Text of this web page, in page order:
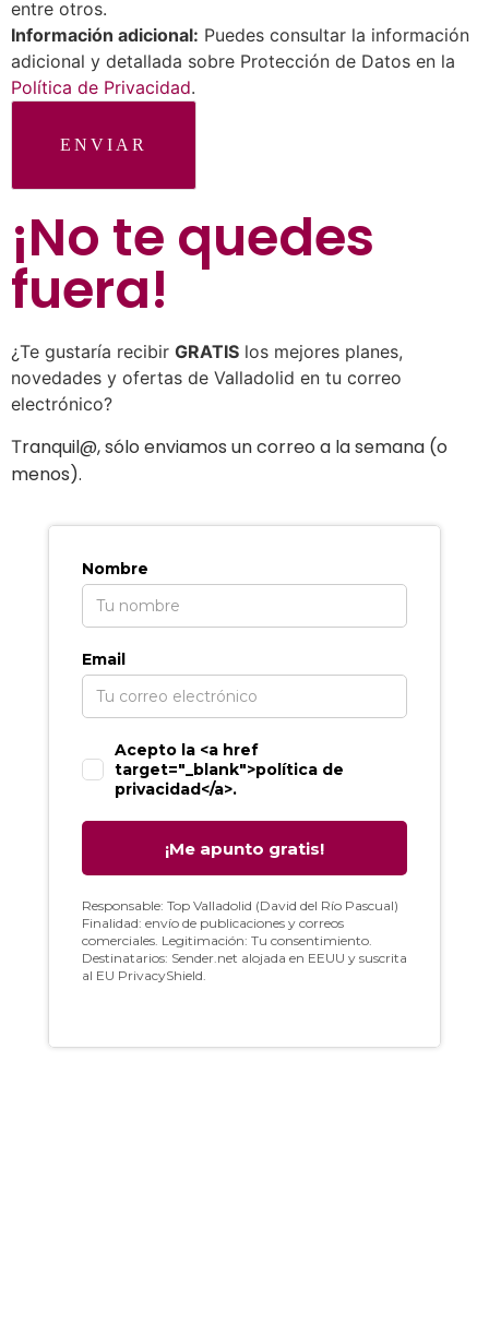
entre otros.
Información adicional: Puedes consultar la información
adicional y detallada sobre Protección de Datos en la
Política de Privacidad.
ENVIAR
¡No te quedes
fuera!
¿Te gustaría recibir GRATIS los mejores planes,
novedades y ofertas de Valladolid en tu correo
electrónico?
Tranquil@, sólo enviamos un correo a la semana (o
menos).